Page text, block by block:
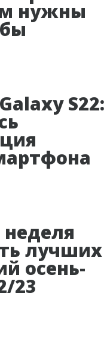
нужны
S22:
лучших
осень-
23